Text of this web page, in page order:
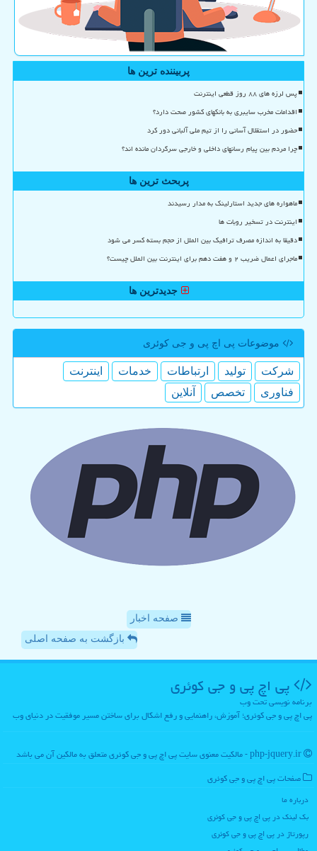
پربیننده ترین ها
پس لرزه های ۸۸ روز قطعی اینترنت
اقدامات مخرب سایبری به بانکهای کشور صحت دارد؟
حضور در استقلال آسانی را از تیم ملی آلبانی دور کرد
چرا مردم بین پیام رسانهای داخلی و خارجی سرگردان مانده اند؟
پربحث ترین ها
ماهواره های جدید استارلینک به مدار رسیدند
اینترنت در تسخیر روبات ها
دقیقا به اندازه مصرف ترافیک بین الملل از حجم بسته کسر می شود
ماجرای اعمال ضریب ۲ و هفت دهم برای اینترنت بین الملل چیست؟
جدیدترین ها
موضوعات پی اچ پی و جی كوئری
شركت تولید ارتباطات خدمات
اینترنت
فناوری
تخصص آنلاین
صفحه اخبار
بازگشت به صفحه اصلی
پی اچ پی و جی كوئری
برنامه نویسی تحت وب
پی اچ پی و جی کوئری؛ آموزش، راهنمایی و رفع اشکال برای ساختن مسیر موفقیت در دنیای وب
صفحات پی اچ پی و جی كوئری
درباره ما
بک لینک در پی اچ پی و جی كوئری
رپورتاژ در پی اچ پی و جی كوئری